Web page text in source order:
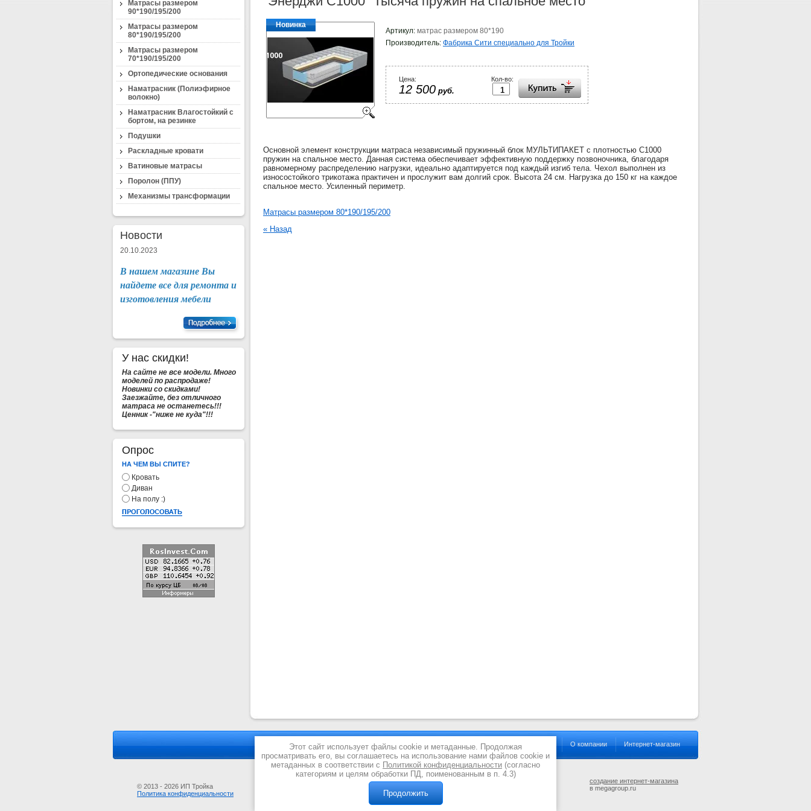
Новинка
Артикул: матрас размером 80*190
Производитель: Фабрика Сити специально для Тройки
Кол-во:
Цена:
12 500 руб.
Основной элемент конструкции матраса независимый пружинный блок МУЛЬТИПАКЕТ с плотностью С1000
пружин на спальное место. Данная система обеспечивает эффективную поддержку позвоночника, благодаря
равномерному распределению нагрузки, идеально адаптируется под каждый изгиб тела. Чехол выполнен из
износостойкого трикотажа практичен и прослужит вам долгий срок. Высота 24 см. Нагрузка до 150 кг на каждое
спальное место. Усиленный периметр.
Матрасы размером 80*190/195/200
« Назад
Матрасы размером
90*190/195/200
Матрасы размером
80*190/195/200
Матрасы размером
70*190/195/200
Ортопедические основания
Наматрасник (Полиэфирное
волокно)
Наматрасник Влагостойкий с
бортом, на резинке
Подушки
Раскладные кровати
Ватиновые матрасы
Поролон (ППУ)
Механизмы трансформации
Новости
20.10.2023
В нашем магазине Вы
найдете все для ремонта и
изготовления мебели
У нас скидки!
На сайте не все модели. Много
моделей по распродаже!
Новинки со скидками!
Заезжайте, без отличного
матраса не останетесь!!!
Ценник -"ниже не куда"!!!
Опрос
НА ЧЕМ ВЫ СПИТЕ?
Кровать
Диван
На полу :)
Отзывы Обратная связь О компании Интернет-магазин
создание интернет-магазина
в megagroup.ru
© 2013 - 2026 ИП Тройка
Политика конфиденциальности
Этот сайт использует файлы cookie и метаданные. Продолжая
просматривать его, вы соглашаетесь на использование нами файлов cookie и
метаданных в соответствии с Политикой конфиденциальности (согласно
категориям и целям обработки ПД, поименованным в п. 4.3)
Продолжить